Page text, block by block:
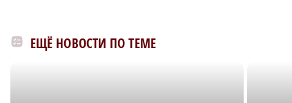
ЕЩЁ НОВОСТИ ПО ТЕМЕ